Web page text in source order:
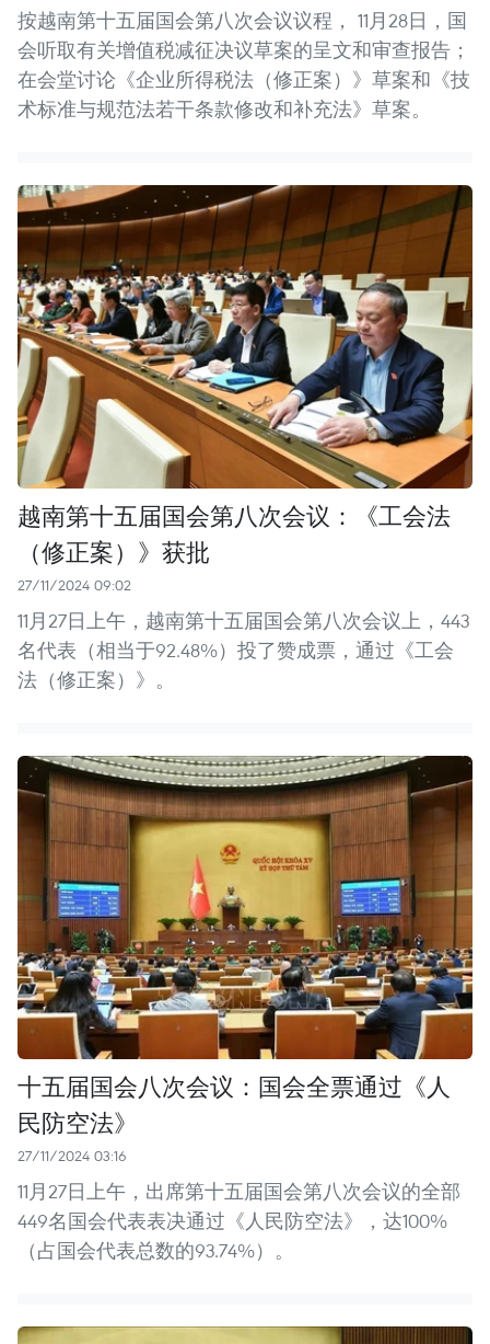
按越南第十五届国会第八次会议议程， 11月28日，国
会听取有关增值税减征决议草案的呈文和审查报告；
在会堂讨论《企业所得税法（修正案）》草案和《技
术标准与规范法若干条款修改和补充法》草案。
越南第十五届国会第八次会议：《工会法
（修正案）》获批
27/11/2024 09:02
11月27日上午，越南第十五届国会第八次会议上，443
名代表（相当于92.48%）投了赞成票，通过《工会
法（修正案）》。
十五届国会八次会议：国会全票通过《人
民防空法》
27/11/2024 03:16
11月27日上午，出席第十五届国会第八次会议的全部
449名国会代表表决通过《人民防空法》，达100%
（占国会代表总数的93.74%）。